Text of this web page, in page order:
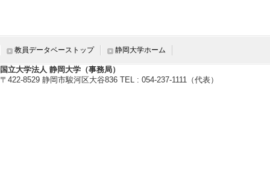
教員データベーストップ 静岡大学ホーム
国立大学法人 静岡大学（事務局）
〒422-8529 静岡市駿河区大谷836 TEL : 054-237-1111（代表）